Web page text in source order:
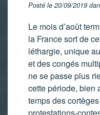
Posté le 20/09/2019
Le mois d’août
la France sort de
léthargie, unique
et des congés
ne se passe plus
cette période, bien
temps des